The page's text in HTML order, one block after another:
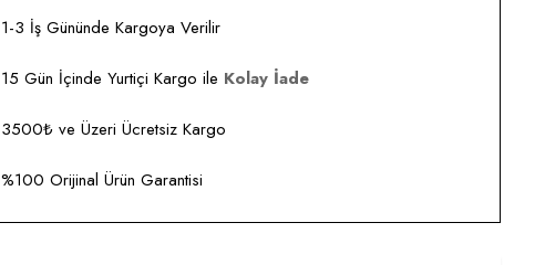
1-3 İş Gününde Kargoya Verilir
15 Gün İçinde Yurtiçi Kargo ile Kolay İade
3500₺ ve Üzeri Ücretsiz Kargo
%100 Orijinal Ürün Garantisi